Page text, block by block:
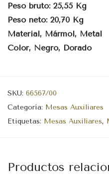
Peso bruto: 25,55 Kg
Peso neto: 20,70 Kg
Material, Mármol, Metal
Color, Negro, Dorado
SKU: 66567/00
Categoría: Mesas Auxiliares
Etiquetas: Mesas Auxiliares,
Productos